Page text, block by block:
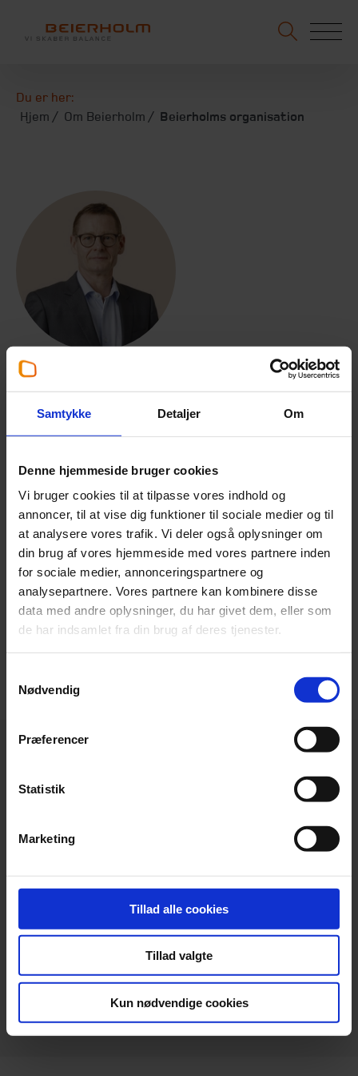
Samtykke Detaljer Om
Denne hjemmeside bruger cookies
Vi bruger cookies til at tilpasse vores indhold og
annoncer, til at vise dig funktioner til sociale medier og til
at analysere vores trafik. Vi deler også oplysninger om
din brug af vores hjemmeside med vores partnere inden
for sociale medier, annonceringspartnere og
analysepartnere. Vores partnere kan kombinere disse
data med andre oplysninger, du har givet dem, eller som
de har indsamlet fra din brug af deres tjenester.
Nødvendig
Præferencer
Statistik
Marketing
Tillad alle cookies
Tillad valgte
Kun nødvendige cookies
Du er her:
Hjem
Om Beierholm Beierholms organisation
Jørgen Stegmann
Partner,Statsautoriseret revisor
jbs@beierholm.dk
Arbejder her:
Revisor Næstved
Telefon:+45 55 77 08 77
Email:naestved@beierholm.dk
Handelsskolevej 1
DK-4700 Næstved
DK-9220 Aalborg Ø
Telefax:+45 96 34 79 30
info@beierholm.dk